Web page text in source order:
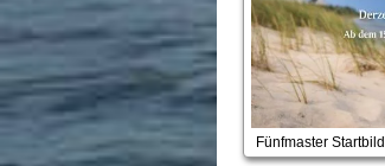
Fünfmaster Startbild